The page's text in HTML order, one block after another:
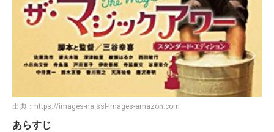
出典： https://images-na.ssl-images-amazon.com
あらすじ